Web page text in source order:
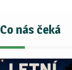
Co nás čeká